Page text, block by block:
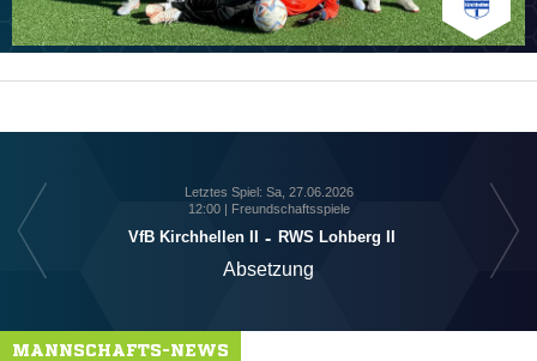
Letztes Spiel: Sa, 27.06.2026
12:00 | Freundschaftsspiele
VfB Kirchhellen II - RWS Lohberg II
Absetzung
MANNSCHAFTS-NEWS